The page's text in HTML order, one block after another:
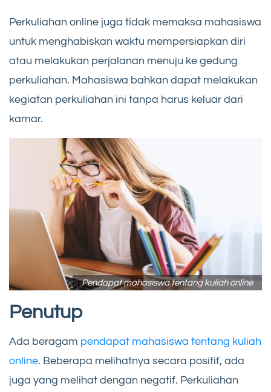
Perkuliahan online juga tidak memaksa mahasiswa
untuk menghabiskan waktu mempersiapkan diri
atau melakukan perjalanan menuju ke gedung
perkuliahan. Mahasiswa bahkan dapat melakukan
kegiatan perkuliahan ini tanpa harus keluar dari
kamar.
Pendapat mahasiswa tentang kuliah online
Penutup
Ada beragam pendapat mahasiswa tentang kuliah
online. Beberapa melihatnya secara positif, ada
juga yang melihat dengan negatif. Perkuliahan